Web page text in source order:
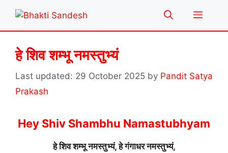
content
Menu
हे शिव शम्भू नमस्तुभ्यं
29 October 2025 by Pandit Satya
Prakash
Hey Shiv Shambhu Namastubhyam
हे शिव शम्भू नमस्तुभ्यं, हे गंगाधर नमस्तुभ्यं,